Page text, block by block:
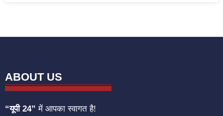
ABOUT US
“यूपी 24” में आपका स्वागत है!